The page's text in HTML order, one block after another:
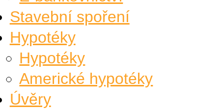
Stavební spoření
Hypotéky
Hypotéky
Americké hypotéky
Úvěry